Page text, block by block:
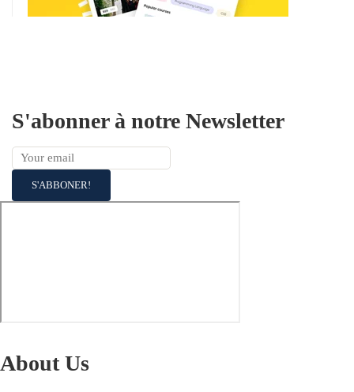
S'abonner à notre Newsletter
About Us